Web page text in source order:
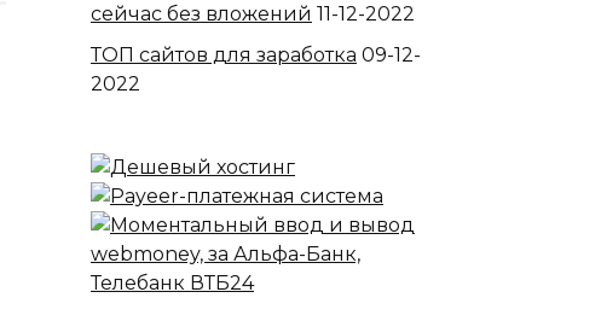
сейчас без вложений 11-12-2022
ТОП сайтов для заработка 09-12-
2022